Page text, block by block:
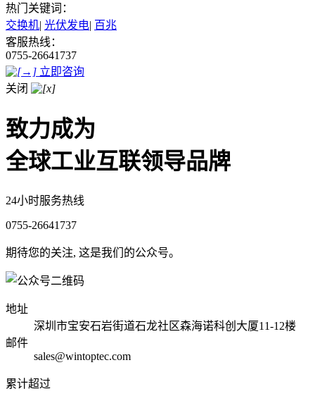
热门关键词：
交换机| 光伏发电| 百兆
客服热线：
0755-26641737
立即咨询
关闭
致力成为
全球工业互联领导品牌
24小时服务热线
0755-26641737
期待您的关注, 这是我们的公众号。
地址
深圳市宝安石岩街道石龙社区森海诺科创大厦11-12楼
邮件
sales@wintoptec.com
累计超过